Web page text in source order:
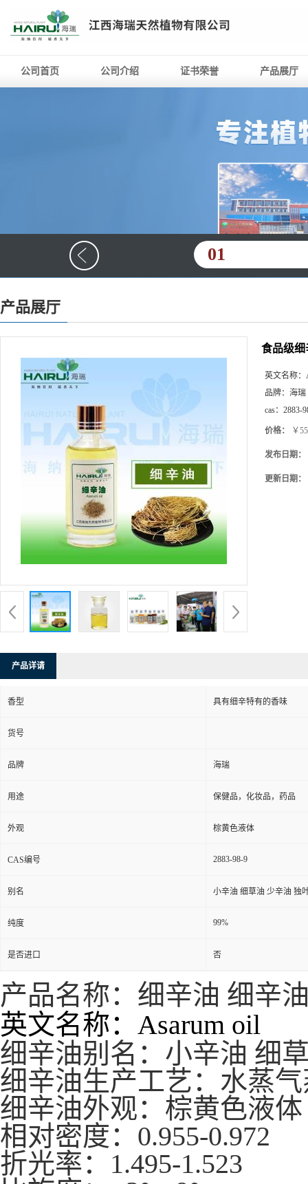
公司首页 公司介绍 证书荣誉 产品展厅
01
产品展厅
食品级细
英文名称：
品牌： 海瑞
cas： 2883-
价格： ￥
发布日期：
更新日期：
产品详请
香型 具有细辛特有的香味
货号
品牌 海瑞
用途 保健品，化妆品，药品
外观 棕黄色液体
CAS编号 2883-98-9
别名 小辛油 细草油 少辛油 独
纯度 99%
是否进口 否
产品名称：细辛油 细辛
英文名称：Asarum oil
细辛油别名：小辛油 细
细辛油生产工艺：水蒸
细辛油外观：棕黄色液体
相对密度：0.955-0.972
折光率：1.495-1.523